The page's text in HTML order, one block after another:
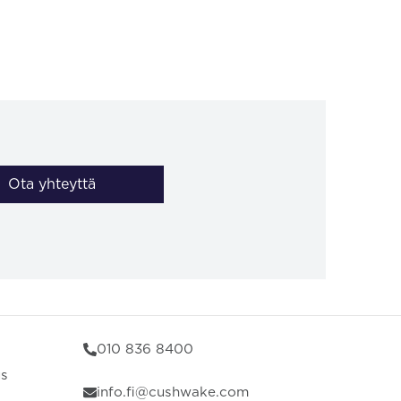
Ota yhteyttä
010 836 8400
info.fi@cushwake.com